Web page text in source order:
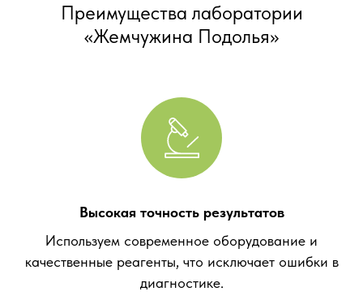
Преимущества лаборатории
«Жемчужина Подолья»
Высокая точность результатов
Используем современное оборудование и
качественные реагенты, что исключает ошибки в
диагностике.